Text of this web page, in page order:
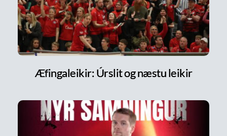
Æfingaleikir: Úrslit og næstu leikir